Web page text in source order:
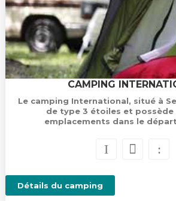
CAMPING
Le camping International, situé à
de type 3 étoiles et possède
emplacements dans le
Détails du camping